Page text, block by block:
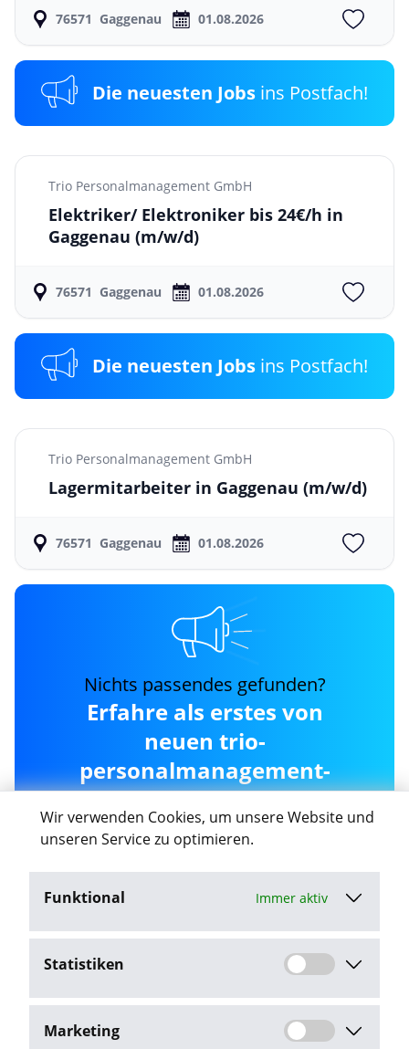
Wir verwenden Cookies, um unsere Website und
unseren Service zu optimieren.
Funktional Immer aktiv
Statistiken
Marketing
76571 Gaggenau 01.08.2026
Die neuesten Jobs ins Postfach!
Trio Personalmanagement GmbH
Elektriker/ Elektroniker bis 24€/h in
Gaggenau (m/w/d)
76571 Gaggenau 01.08.2026
Die neuesten Jobs ins Postfach!
Trio Personalmanagement GmbH
Lagermitarbeiter in Gaggenau (m/w/d)
76571 Gaggenau 01.08.2026
Nichts passendes gefunden?
Erfahre als erstes von
neuen trio-
personalmanagement-
gmbh-rastatt Jobs in
Gaggenau
Mit dem Klick auf "Job-Agent aktivieren" stimme ich den